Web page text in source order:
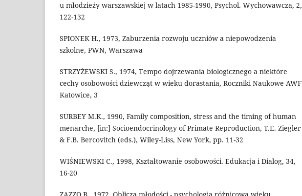
u młodzieży warszawskiej w latach 1985-1990, Psychol. Wychowawcza, 2,
122-132
SPIONEK H., 1973, Zaburzenia rozwoju uczniów a niepowodzenia
szkolne, PWN, Warszawa
STRZYŻEWSKI S., 1974, Tempo dojrzewania biologicznego a niektóre
cechy osobowości dziewcząt w wieku dorastania, Roczniki Naukowe AWF
Katowice, 3
SURBEY M.K., 1990, Family composition, stress and the timing of human
menarche, [in:] Socioendocrinology of Primate Reproduction, T.E. Ziegler
& F.B. Bercovitch (eds.), Wiley-Liss, New York, pp. 11-32
WIŚNIEWSKI C., 1998, Kształtowanie osobowości. Edukacja i Dialog, 34,
16-20